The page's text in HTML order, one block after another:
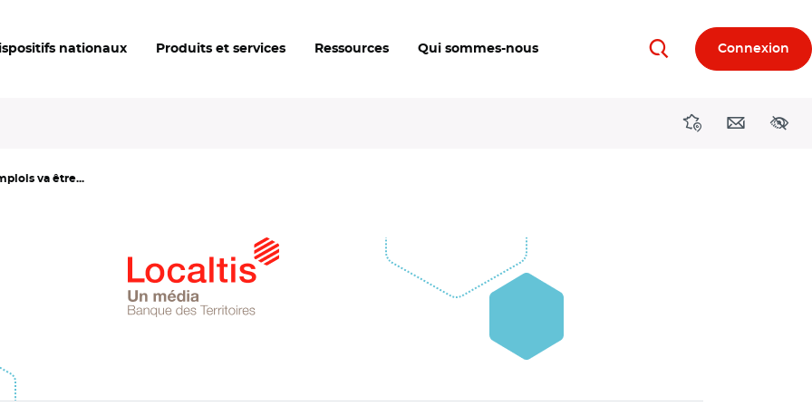
nationaux Produits et services Ressources Qui sommes-nous RechercherConnexion
DirectionsContact
va être...